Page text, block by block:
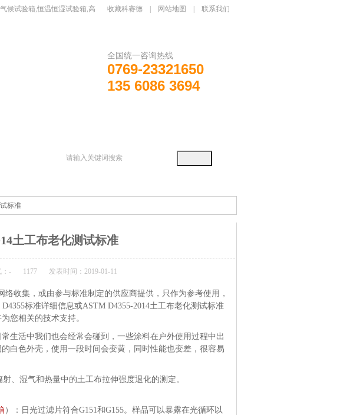
收藏科赛德 网站地图 联系我们
候试验箱,恒温恒湿试验箱,高
全国统一咨询热线
0769-23321650
135 6086 3694
标准
土工布老化测试标准
- 1177 发表时间：2019-01-11
络收集，或由参与标准制定的供应商提供，只作为参考使用，
标准详细信息或ASTM D4355-2014土工布老化测试标准
您相关的技术支持。
生活中我们也会经常会碰到，一些涂料在户外使用过程中出
白色外壳，使用一段时间会变黄，同时性能也变差，很容易
、湿气和热量中的土工布拉伸强度退化的测定。
）：日光过滤片符合G151和G155。样品可以暴露在光循环以